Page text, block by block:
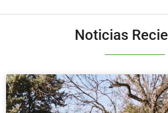
Noticias